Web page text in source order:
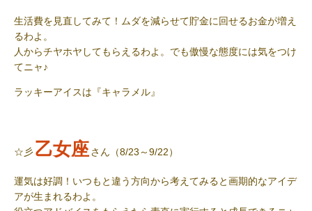
生活費を見直してみて！ムダを減らせて貯金に回せるお金が増え
るわよ。
人からチヤホヤしてもらえるわよ。でも傲慢な態度には気をつけ
てニャ♪
ラッキーアイスは『キャラメル』
☆彡乙女座さん（8/23～9/22）
運気は好調！いつもと違う方向から考えてみると画期的なアイデ
アが生まれるわよ。